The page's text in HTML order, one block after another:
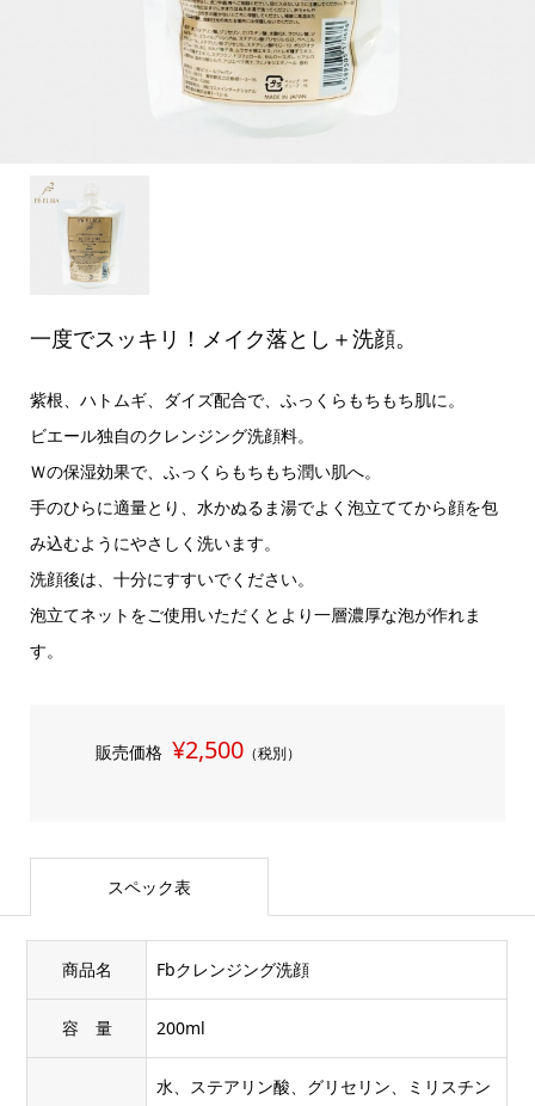
一度でスッキリ！メイク落とし＋洗顔。
紫根、ハトムギ、ダイズ配合で、ふっくらもちもち肌に。
ビエール独自のクレンジング洗顔料。
Ｗの保湿効果で、ふっくらもちもち潤い肌へ。
手のひらに適量とり、水かぬるま湯でよく泡立ててから顔を包
み込むようにやさしく洗います。
洗顔後は、十分にすすいでください。
泡立てネットをご使用いただくとより一層濃厚な泡が作れま
す。
販売価格 ¥2,500（税別）
スペック表
商品名 Fbクレンジング洗顔
容 量 200ml
水、ステアリン酸、グリセリン、ミリスチン